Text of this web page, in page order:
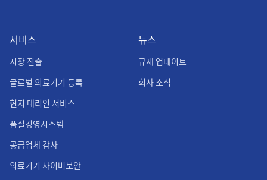
뉴스
규제 업데이트
회사 소식
서비스
시장 진출
글로벌 의료기기 등록
현지 대리인 서비스
품질경영시스템
공급업체 감사
의료기기 사이버보안